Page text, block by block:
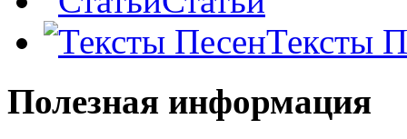
Тексты
Полезная информация